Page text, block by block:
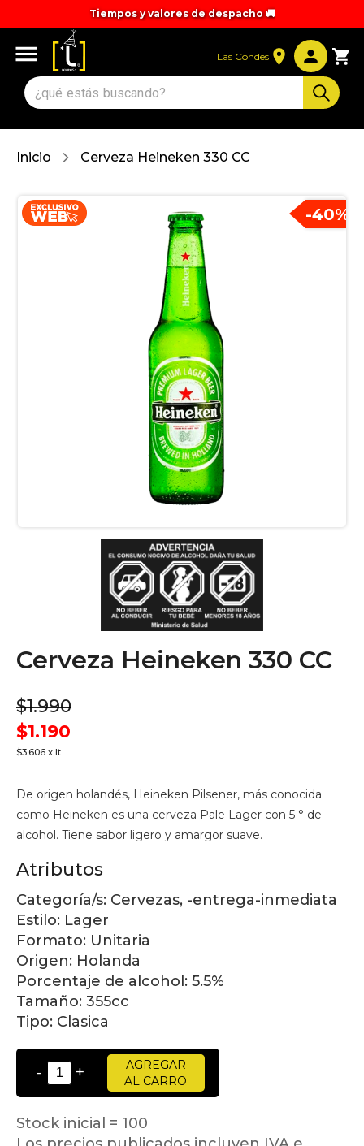
Tiempos y valores de despacho 🚚
Las Condes
Inicio Cerveza Heineken 330 CC
-40%
Cerveza Heineken 330 CC
$1.990
$1.190
$3.606 x lt.
De origen holandés, Heineken Pilsener, más conocida
como Heineken es una cerveza Pale Lager con 5 ° de
alcohol. Tiene sabor ligero y amargor suave.
Atributos
Categoría/s: Cervezas, -entrega-inmediata
Estilo: Lager
Formato: Unitaria
Origen: Holanda
Porcentaje de alcohol: 5.5%
Tamaño: 355cc
Tipo: Clasica
- +
AGREGAR
AL CARRO
Stock inicial = 100